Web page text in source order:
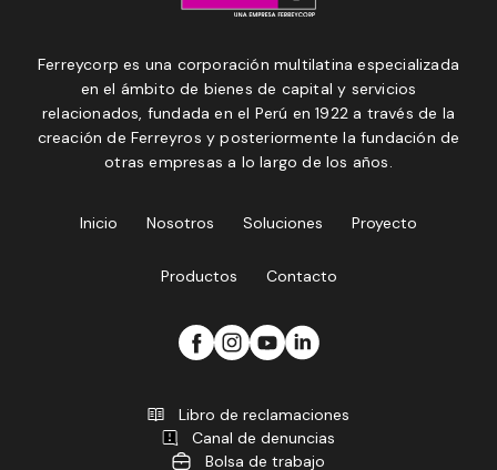
Ferreycorp es una corporación multilatina especializada
en el ámbito de bienes de capital y servicios
relacionados, fundada en el Perú en 1922 a través de la
creación de Ferreyros y posteriormente la fundación de
otras empresas a lo largo de los años.
Inicio Nosotros Soluciones Proyecto
Productos Contacto
Libro de reclamaciones
Canal de denuncias
Bolsa de trabajo